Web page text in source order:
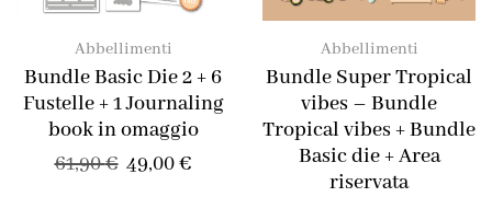
Abbellimenti
Bundle Basic Die 2 + 6
Fustelle + 1 Journaling
book in omaggio
61,90€ 49,00€
Abbellimenti
Bundle Super Tropical
vibes – Bundle
Tropical vibes + Bundle
Basic die + Area
riservata